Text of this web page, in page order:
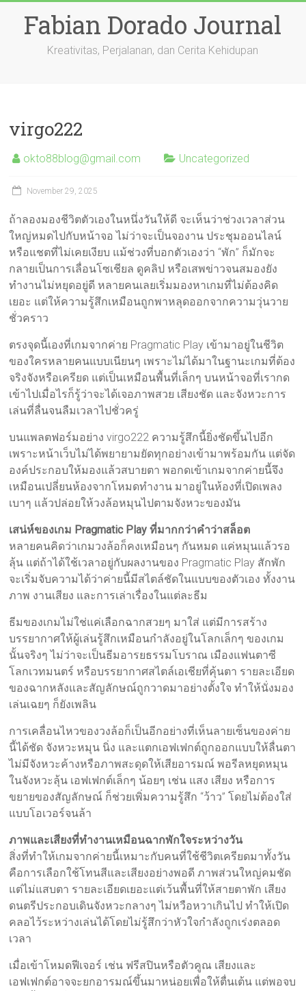
contentFabian Dorado Journal
Kreativitas, Perjalanan, dan Cerita Kehidupan
virgo222
okto88blog@gmail.com Uncategorized
November 29, 2025
ถ้าลองมองชีวิตตัวเองในหนึ่งวันให้ดี จะเห็นว่าช่วงเวลาส่วน
ใหญ่หมดไปกับหน้าจอ ไม่ว่าจะเป็นจองาน ประชุมออนไลน์
หรือแชตที่ไม่เคยเงียบ แม้ช่วงที่บอกตัวเองว่า “พัก” ก็มักจะ
กลายเป็นการเลื่อนโซเชียล ดูคลิป หรือเสพข่าวจนสมองยัง
ทำงานไม่หยุดอยู่ดี หลายคนเลยเริ่มมองหาเกมที่ไม่ต้องคิด
เยอะ แต่ให้ความรู้สึกเหมือนถูกพาหลุดออกจากความวุ่นวาย
ชั่วคราว
ตรงจุดนี้เองที่เกมจากค่าย Pragmatic Play เข้ามาอยู่ในชีวิต
ของใครหลายคนแบบเนียนๆ เพราะไม่ได้มาในฐานะเกมที่ต้อง
จริงจังหรือเครียด แต่เป็นเหมือนพื้นที่เล็กๆ บนหน้าจอที่เรากด
เข้าไปเมื่อไรก็รู้ว่าจะได้เจอภาพสวย เสียงชัด และจังหวะการ
เล่นที่ลื่นจนลืมเวลาไปชั่วครู่
บนแพลตฟอร์มอย่าง virgo222 ความรู้สึกนี้ยิ่งชัดขึ้นไปอีก
เพราะหน้าเว็บไม่ได้พยายามยัดทุกอย่างเข้ามาพร้อมกัน แต่จัด
องค์ประกอบให้มองแล้วสบายตา พอกดเข้าเกมจากค่ายนี้จึง
เหมือนเปลี่ยนห้องจากโหมดทำงาน มาอยู่ในห้องที่เปิดเพลง
เบาๆ แล้วปล่อยให้วงล้อหมุนไปตามจังหวะของมัน
เสน่ห์ของเกม Pragmatic Play ที่มากกว่าคำว่าสล็อต
หลายคนคิดว่าเกมวงล้อก็คงเหมือนๆ กันหมด แค่หมุนแล้วรอ
ลุ้น แต่ถ้าได้ใช้เวลาอยู่กับผลงานของ Pragmatic Play สักพัก
จะเริ่มจับความได้ว่าค่ายนี้มีสไตล์ชัดในแบบของตัวเอง ทั้งงาน
ภาพ งานเสียง และการเล่าเรื่องในแต่ละธีม
ธีมของเกมไม่ใช่แค่เลือกฉากสวยๆ มาใส่ แต่มีการสร้าง
บรรยากาศให้ผู้เล่นรู้สึกเหมือนกำลังอยู่ในโลกเล็กๆ ของเกม
นั้นจริงๆ ไม่ว่าจะเป็นธีมอารยธรรมโบราณ เมืองแฟนตาซี
โลกเวทมนตร์ หรือบรรยากาศสไตล์เอเชียที่คุ้นตา รายละเอียด
ของฉากหลังและสัญลักษณ์ถูกวาดมาอย่างตั้งใจ ทำให้นั่งมอง
เล่นเฉยๆ ก็ยังเพลิน
การเคลื่อนไหวของวงล้อก็เป็นอีกอย่างที่เห็นลายเซ็นของค่าย
นี้ได้ชัด จังหวะหมุน นิ่ง และแตกเอฟเฟกต์ถูกออกแบบให้ลื่นตา
ไม่มีจังหวะค้างหรือภาพสะดุดให้เสียอารมณ์ พอรีลหยุดหมุน
ในจังหวะลุ้น เอฟเฟกต์เล็กๆ น้อยๆ เช่น แสง เสียง หรือการ
ขยายของสัญลักษณ์ ก็ช่วยเพิ่มความรู้สึก “ว้าว” โดยไม่ต้องใส่
แบบโอเวอร์จนล้า
ภาพและเสียงที่ทำงานเหมือนฉากพักใจระหว่างวัน
สิ่งที่ทำให้เกมจากค่ายนี้เหมาะกับคนที่ใช้ชีวิตเครียดมาทั้งวัน
คือการเลือกใช้โทนสีและเสียงอย่างพอดี ภาพส่วนใหญ่คมชัด
แต่ไม่แสบตา รายละเอียดเยอะแต่เว้นพื้นที่ให้สายตาพัก เสียง
ดนตรีประกอบเดินจังหวะกลางๆ ไม่หวือหวาเกินไป ทำให้เปิด
คลอไว้ระหว่างเล่นได้โดยไม่รู้สึกว่าหัวใจกำลังถูกเร่งตลอด
เวลา
เมื่อเข้าโหมดฟีเจอร์ เช่น ฟรีสปินหรือตัวคูณ เสียงและ
เอฟเฟกต์อาจจะยกอารมณ์ขึ้นมาหน่อยเพื่อให้ตื่นเต้น แต่พอจบ